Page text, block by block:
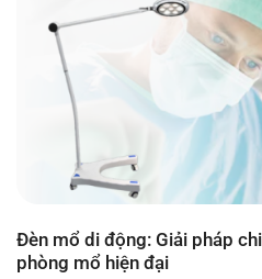
Đèn mổ di động: Giải pháp
phòng mổ hiện đại